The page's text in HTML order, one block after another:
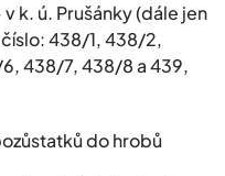
k. ú. Prušánky (dále jen
438/1, 438/2,
438/7, 438/8 a 439,
do hrobů